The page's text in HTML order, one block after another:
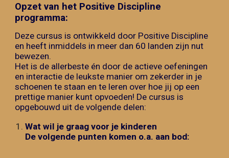
Opzet van het Positive Discipline
programma:
Deze cursus is ontwikkeld door Positive Discipline
en heeft inmiddels in meer dan 60 landen zijn nut
bewezen.
Het is de allerbeste én door de actieve oefeningen
en interactie de leukste manier om zekerder in je
schoenen te staan en te leren over hoe jij op een
prettige manier kunt opvoeden! De cursus is
opgebouwd uit de volgende delen:
Wat wil je graag voor je kinderen
De volgende punten komen o.a. aan bod: